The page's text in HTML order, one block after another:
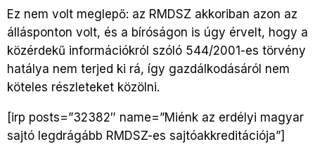
Ez nem volt meglepő: az RMDSZ akkoriban azon az
állásponton volt, és a bíróságon is úgy érvelt, hogy a
közérdekű információkról szóló 544/2001-es törvény
hatálya nem terjed ki rá, így gazdálkodásáról nem
köteles részleteket közölni.
[irp posts=”32382″ name=”Miénk az erdélyi magyar
sajtó legdrágább RMDSZ-es sajtóakkreditációja”]